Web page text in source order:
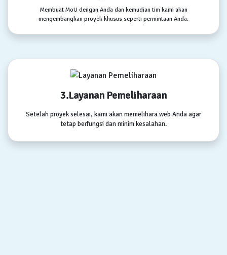
Membuat MoU dengan Anda dan kemudian tim kami akan
mengembangkan proyek khusus seperti permintaan Anda.
3.Layanan Pemeliharaan
Setelah proyek selesai, kami akan memelihara web Anda agar
tetap berfungsi dan minim kesalahan.